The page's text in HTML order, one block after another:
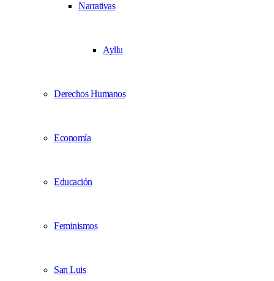
Narrativas
Ayllu
Derechos Humanos
Economía
Educación
Feminismos
San Luis